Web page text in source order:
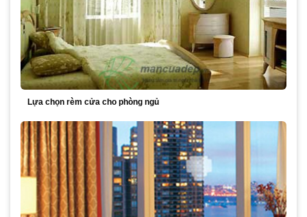
Lựa chọn rèm cửa cho phòng ngủ